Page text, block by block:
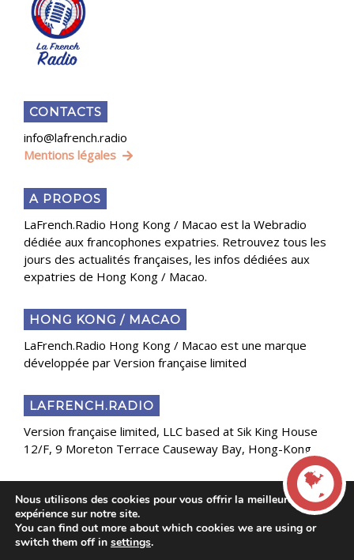
CONTACTS
info@lafrench.radio
Mentions légales
A PROPOS
LaFrench.Radio Hong Kong / Macao est la Webradio
dédiée aux francophones expatries. Retrouvez tous les
jours des actualités françaises, les infos dédiées aux
expatries de Hong Kong / Macao.
HONG KONG / MACAO
LaFrench.Radio Hong Kong / Macao est une marque
développée par Version française limited
LAFRENCH.RADIO
Version française limited, LLC based at Sik King House
12/F, 9 Moreton Terrace Causeway Bay, Hong-Kong
Copyright 2025 Presse Généraliste des Français de
l’Étranger
LIVE
Nous utilisons des cookies pour vous offrir la meilleure
expérience sur notre site.
You can find out more about which cookies we are using or
switch them off in settings.